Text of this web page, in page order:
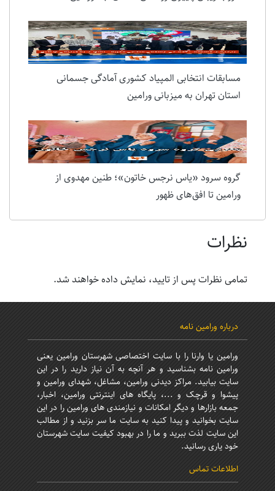
مسابقات انتخابی المپیاد کشوری آمادگی جسمانی
استان تهران به میزبانی ورامین
گروه سرود «یاس نرجس خاتون»؛ طنین مهدوی از
ورامین تا افق‌های ظهور
نظرات
تمامی نظرات پس از تایید، نمایش داده خواهند شد.
درباره ورامین نامه
ورامین یا وارنا را با سایت اختصاصی شهرستان ورامین یعنی
ورامین نامه بشناسید و هر آنچه به آن نیاز دارید را در این
سایت بیابید. مراکز دیدنی ورامین، مشاغل، شهدای ورامین و
پیشوا و قرچک و ...، پایگاه های اینترنتی ورامین، اخبار،
جمعه بازارها و دیگر امکانات و نیازمندی های ورامین را در این
سایت بخوانید و پیدا کنید به سایت ما سر بزنید و از مطالب
این سایت لذت ببرید و ما را در بهبود کیفیت سایت شهرستان
خود یاری رسانید.
اطلاعات تماس